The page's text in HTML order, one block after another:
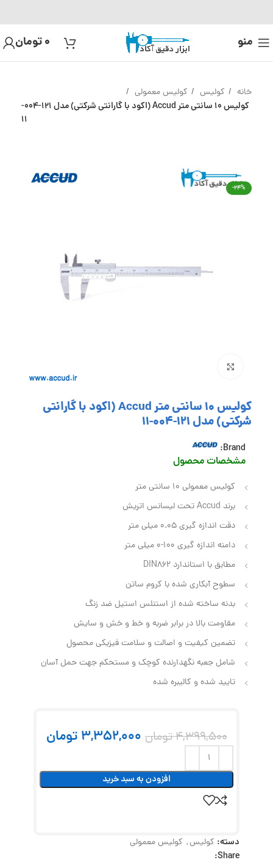
منو 0تومان
خانه کولیس کولیس معمولی
کولیس 10 سانتی متر Accud (اکود با گارانتی شرکتی) مدل 121-004-
11
-24%
کولیس 10 سانتی متر Accud (اکود با گارانتی
شرکتی) مدل 121-004-11
Brand:
مشخصات محصول
کولیس معمولی 10 سانتی متر
برند Accud تحت لیسانس اتریش
دقت اندازه گیری 0.05 میلی متر
دامنه اندازه گیری 100-0 میلی متر
مطابق با استاندارد DIN862
سطوح آبکاری شده با کروم ساتن
بدنه ساخته شده از استنلس استیل ضد زنگ
مقاومت بالا در برابر ضربه و خط و خش و سایش
تضمین کیفیت و اصالت و سلامت فیزیکی محصول
شامل جعبه نگهدارنده کوچک و مستحکم جهت حمل آسان
تایید شده و کالیبره شده
4,399,500تومان 3,352,000 تومان
افزودن به سبد خرید
دسته: کولیس, کولیس معمولی
Share: